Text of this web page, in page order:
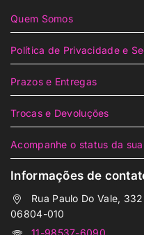
Quem Somos
Política de Privacidade e
Prazos e Entregas
Trocas e Devoluções
Acompanhe o status da
Informações de
Rua Paulo Do Vale,
06804-010